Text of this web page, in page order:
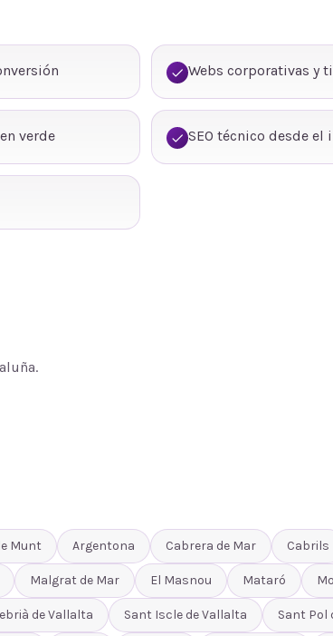
Webs corporativas y
verde SEO técnico desde el
Munt Argentona Cabrera de Mar Cabrils
Malgrat de Mar El Masnou Mataró
de Vallalta Sant Iscle de Vallalta Sant Pol